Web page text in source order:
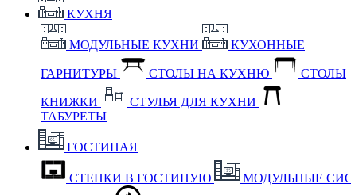
КУХНЯ
МОДУЛЬНЫЕ КУХНИ КУХОННЫЕ
ГАРНИТУРЫ СТОЛЫ НА КУХНЮ СТОЛЫ
КНИЖКИ
СТУЛЬЯ ДЛЯ КУХНИ
ТАБУРЕТЫ
ГОСТИНАЯ
СТЕНКИ В ГОСТИНУЮ МОДУЛЬНЫЕ